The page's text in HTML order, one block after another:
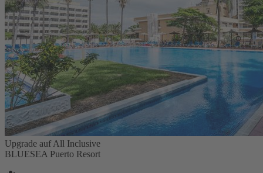
Upgrade auf All Inclusive
BLUESEA Puerto Resort